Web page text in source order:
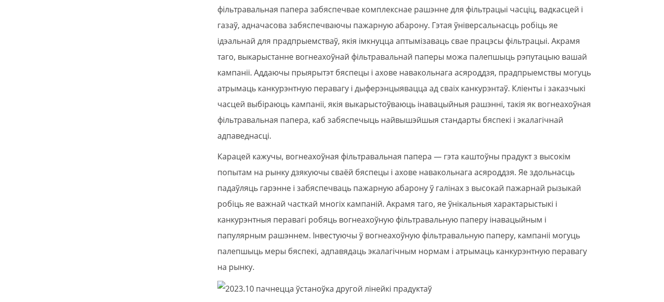
фільтравальная папера забяспечвае комплекснае рашэнне для фільтрацыі часціц, вадкасцей і
газаў, адначасова забяспечваючы пажарную абарону. Гэтая ўніверсальнасць робіць яе
ідэальнай для прадпрыемстваў, якія імкнуцца аптымізаваць свае працэсы фільтрацыі. Акрамя
таго, выкарыстанне вогнеахоўнай фільтравальнай паперы можа палепшыць рэпутацыю вашай
кампаніі. Аддаючы прыярытэт бяспецы і ахове навакольнага асяроддзя, прадпрыемствы могуць
атрымаць канкурэнтную перавагу і дыферэнцыявацца ад сваіх канкурэнтаў. Кліенты і заказчыкі
часцей выбіраюць кампаніі, якія выкарыстоўваюць інавацыйныя рашэнні, такія як вогнеахоўная
фільтравальная папера, каб забяспечыць найвышэйшыя стандарты бяспекі і экалагічнай
адпаведнасці.
Карацей кажучы, вогнеахоўная фільтравальная папера — гэта каштоўны прадукт з высокім
попытам на рынку дзякуючы сваёй бяспецы і ахове навакольнага асяроддзя. Яе здольнасць
падаўляць гарэнне і забяспечваць пажарную абарону ў галінах з высокай пажарнай рызыкай
робіць яе важнай часткай многіх кампаній. Акрамя таго, яе ўнікальныя характарыстыкі і
канкурэнтныя перавагі робяць вогнеахоўную фільтравальную паперу інавацыйным і
папулярным рашэннем. Інвестуючы ў вогнеахоўную фільтравальную паперу, кампаніі могуць
палепшыць меры бяспекі, адпавядаць экалагічным нормам і атрымаць канкурэнтную перавагу
на рынку.